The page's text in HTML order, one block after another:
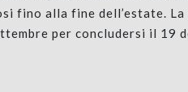
fino alla fine dell’estate. La
per concludersi il 19